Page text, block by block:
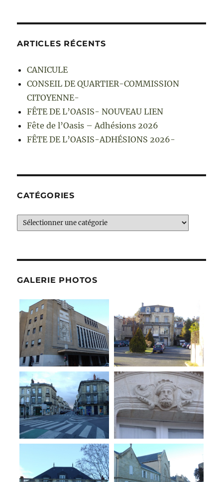
ARTICLES RÉCENTS
CANICULE
CONSEIL DE QUARTIER-COMMISSION
CITOYENNE-
FÊTE DE L’OASIS- NOUVEAU LIEN
Fête de l’Oasis – Adhésions 2026
FÊTE DE L’OASIS-ADHÉSIONS 2026-
CATÉGORIES
Catégories
GALERIE PHOTOS